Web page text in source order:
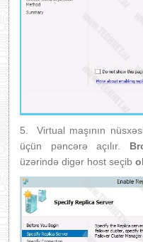
5. Virtual maşının
üçün pəncərə açılır.
üzərində digər host seçib